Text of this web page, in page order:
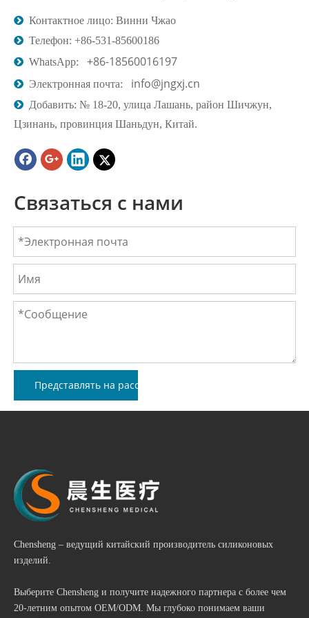
 Контактное лицо: Винни Чжао
 Телефон: +86-531-85600186
 WhatsApp: +86-18560016197
 Электронная почта: info@jngxj.cn

Добавить: № 18-20, улица Лашань, район Шичжун,
Цзинань, провинция Шаньдун, Китай.
Связаться с нами
Представлять на рассмотрение
Chensheng – ведущий китайский производитель силиконовых
изделий.
Выберите Chensheng и получите надежного партнера с более чем
20-летним опытом OEM/ODM. Мы глубоко понимаем ваши